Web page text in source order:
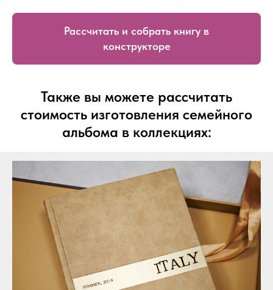
Рассчитать и собрать книгу в
конструкторе
Также вы можете рассчитать
стоимость изготовления семейного
альбома в коллекциях: